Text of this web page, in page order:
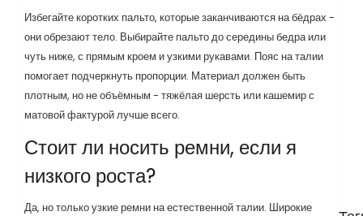
Избегайте коротких пальто, которые заканчиваются на бёдрах -
они обрезают тело. Выбирайте пальто до середины бедра или
чуть ниже, с прямым кроем и узкими рукавами. Пояс на талии
помогает подчеркнуть пропорции. Материал должен быть
плотным, но не объёмным - тяжёлая шерсть или кашемир с
матовой фактурой лучше всего.
Стоит ли носить ремни, если я
низкого роста?
Да, но только узкие ремни на естественной талии. Широкие